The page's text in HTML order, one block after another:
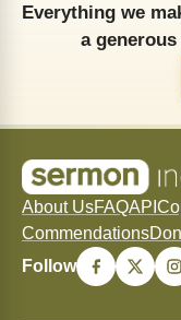
Everything we
a
About UsFAQAPI
Commendations
Follow